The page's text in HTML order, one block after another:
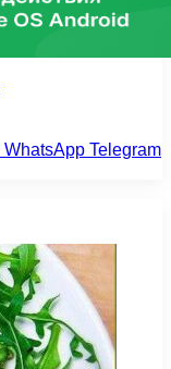
WhatsApp Telegram